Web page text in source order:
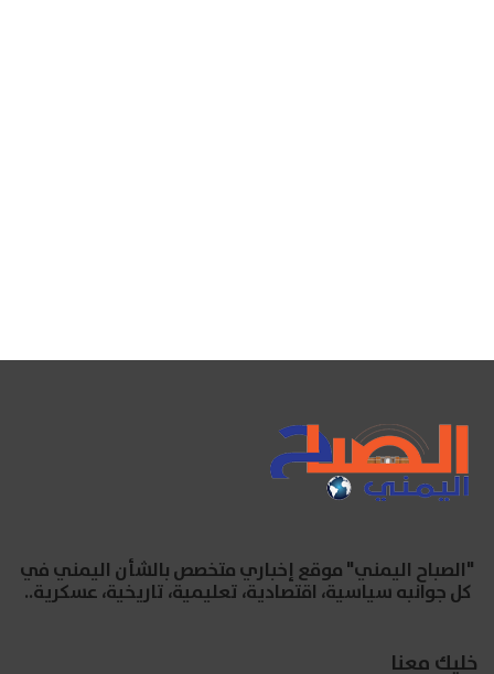
"الصباح اليمني" موقع إخباري متخصص بالشأن اليمني في
كل جوانبه سياسية، اقتصادية، تعليمية، تاريخية، عسكرية..
خليك معنا